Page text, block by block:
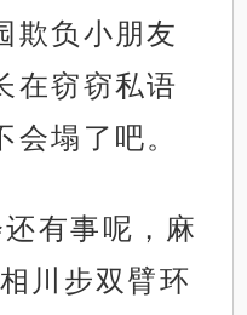
欺负小朋友
在窃窃私语
会塌了吧。
有事呢，麻
川步双臂环